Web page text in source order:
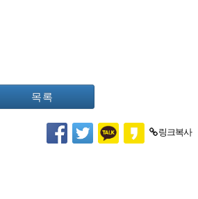
목록
링크복사